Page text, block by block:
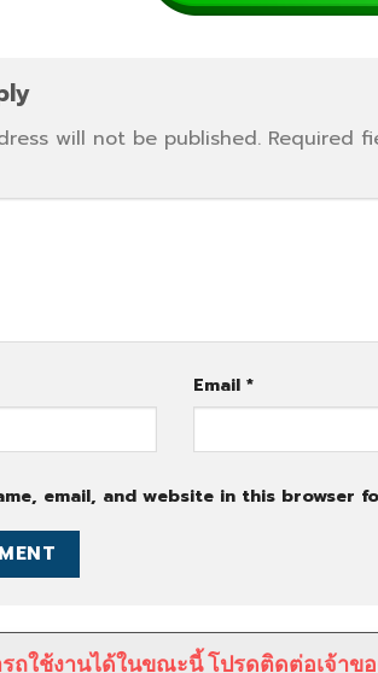
will not be published. Required
Email*
email, and website in this browser
ถใช้งานได้ในขณะนี้ โปรดติดต่อเจ้าขอ